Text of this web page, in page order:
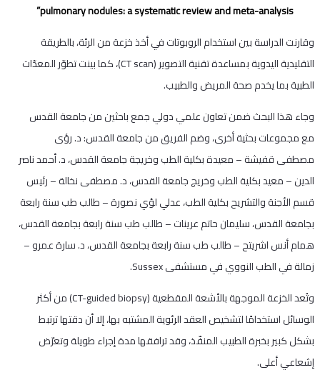
pulmonary nodules: a systematic review and meta-analysis”
وقارنت الدراسة بين استخدام الروبوتات في أخذ خزعة من الرئة، بالطريقة
التقليدية اليدوية بمساعدة تقنية التصوير (CT scan)، كما بينت تطوّر المعدّات
الطبية بما يخدم صحة المريض والطبيب.
وجاء هذا البحث ضمن تعاون علمي دولي جمع باحثين من جامعة القدس
مع مجموعات بحثية أخرى، وضم الفريق من جامعة القدس: د. رؤى
مصطفى قفيشة – معيدة بكلية الطب وخريجة جامعة القدس، ⁠د. أحمد ناصر
الدين – معيد بكلية الطب وخريج جامعة القدس، د. مصطفى نخالة – رئيس
قسم الأجنة والتشريح بكلية الطب، عدلي لؤي نصورة – طالب طب سنة رابعة
بجامعة القدس، سليمان حاتم عرينات – طالب طب سنة رابعة بجامعة القدس،
همام أنس اشريتح – طالب طب سنة رابعة بجامعة القدس، د. سارة عمرو –
زمالة في الطب النووي في مستشفى Sussex.
وتُعد الخزعة الموجهة بالأشعة المقطعية (CT-guided biopsy) من أكثر
الوسائل استخدامًا لتشخيص العقد الرئوية المشتبه بها، إلا أن دقتها ترتبط
بشكل كبير بخبرة الطبيب المنفّذ، وقد ترافقها مدة إجراء طويلة وتعرّض
إشعاعي أعلى.